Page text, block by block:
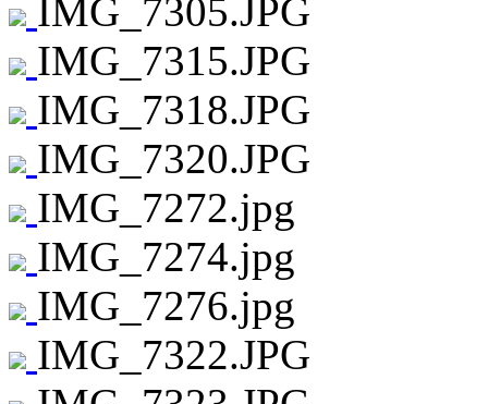
IMG_7305.JPG
IMG_7315.JPG
IMG_7318.JPG
IMG_7320.JPG
IMG_7272.jpg
IMG_7274.jpg
IMG_7276.jpg
IMG_7322.JPG